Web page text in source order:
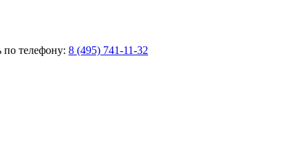
телефону: 8 (495) 741-11-32